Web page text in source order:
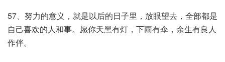
57、努力的意义，就是以后的日子里，放眼望去，全部都是
自己喜欢的人和事。愿你天黑有灯，下雨有伞，余生有良人
作伴。